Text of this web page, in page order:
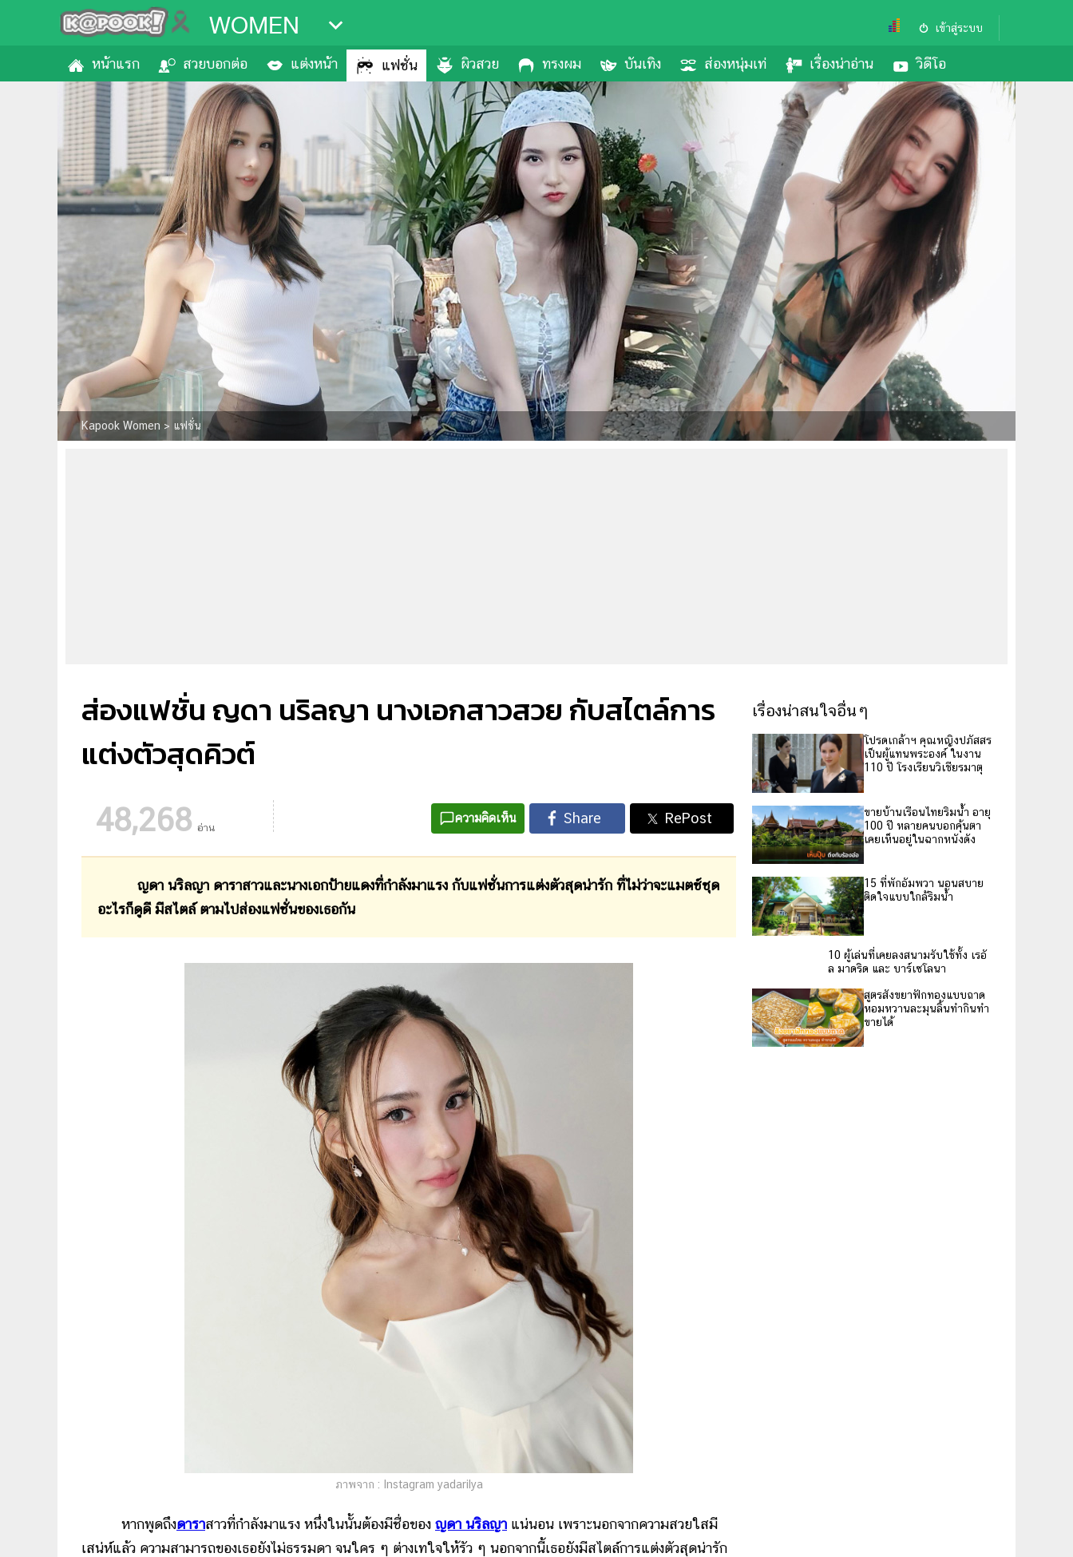
WOMEN เข้าสู่ระบบ
หน้าแรก สวยบอกต่อ แต่งหน้า แฟชั่น ผิวสวย ทรงผม บันเทิง ส่องหนุ่มเท่ เรื่องน่าอ่าน วิดีโอ
Kapook Women > แฟชั่น
ส่องแฟชั่น ญดา นริลญา นางเอกสาวสวย กับสไตล์การ
แต่งตัวสุดคิวต์
48,268 อ่าน
ความคิดเห็น
ญดา นริลญา ดาราสาวและนางเอกป้ายแดงที่กำลังมาแรง กับแฟชั่นการแต่งตัวสุดน่ารัก ที่ไม่ว่าจะแมตช์ชุด
อะไรก็ดูดี มีสไตล์ ตามไปส่องแฟชั่นของเธอกัน
ภาพจาก : Instagram yadarilya
หากพูดถึงดาราสาวที่กำลังมาแรง หนึ่งในนั้นต้องมีชื่อของ ญดา นริลญา แน่นอน เพราะนอกจากความสวยใสมี
เสน่ห์แล้ว ความสามารถของเธอยังไม่ธรรมดา จนใคร ๆ ต่างเทใจให้รัว ๆ นอกจากนี้เธอยังมีสไตล์การแต่งตัวสุดน่ารัก
เรื่องน่าสนใจอื่นๆ
โปรดเกล้าฯ คุณหญิงปภัสสร
เป็นผู้แทนพระองค์ ในงาน
110 ปี โรงเรียนวิเชียรมาตุ
ขายบ้านเรือนไทยริมน้ำ อายุ
100 ปี หลายคนบอกคุ้นตา
เคยเห็นอยู่ในฉากหนังดัง
15 ที่พักอัมพวา นอนสบาย
ติดใจแบบใกล้ริมน้ำ
10 ผู้เล่นที่เคยลงสนามรับใช้ทั้ง เรอั
ล มาดริด และ บาร์เซโลนา
สูตรสังขยาฟักทองแบบถาด
หอมหวานละมุนลิ้นทำกินทำ
ขายได้